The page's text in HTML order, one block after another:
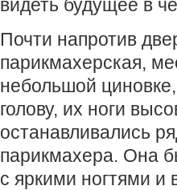
видеть будущее в
Почти напротив
парикмахерская,
небольшой
голову, их ноги
останавливались
парикмахера. Она
с яркими ногтями и